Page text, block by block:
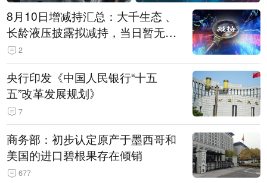
8月10日增减持汇总：大千生态 、
长龄液压披露拟减持，当日暂无A
股增持（表）
2
央行印发《中国人民银行“十五
五”改革发展规划》
7
商务部：初步认定原产于墨西哥和
美国的进口碧根果存在倾销
677